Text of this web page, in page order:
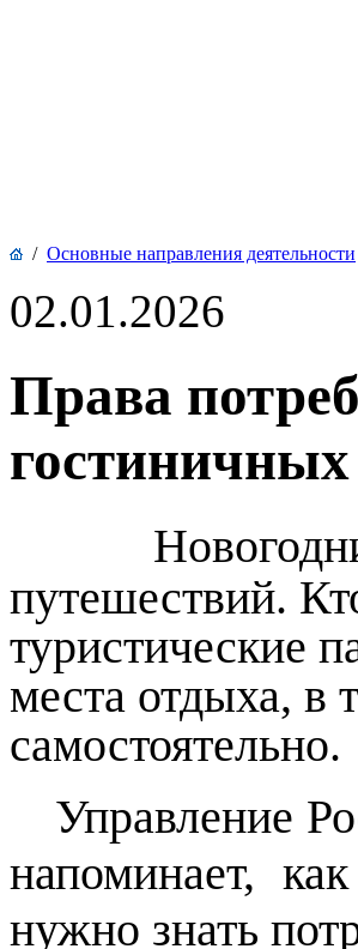
/ Основные направления деятельности
02.01.2026
Права
гостиничных
путешествий.
туристические
места отдыха, в
самостоятельно.
Управление
напоминает,
нужно знать